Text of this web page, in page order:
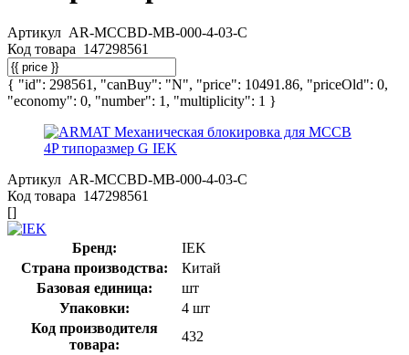
Артикул AR-MCCBD-MB-000-4-03-C
Код товара 147298561
{ "id": 298561, "canBuy": "N", "price": 10491.86, "priceOld": 0,
"economy": 0, "number": 1, "multiplicity": 1 }
Артикул AR-MCCBD-MB-000-4-03-C
Код товара 147298561
[]
Бренд:
IEK
Страна производства:
Китай
Базовая единица:
шт
Упаковки:
4 шт
Код производителя
товара:
432